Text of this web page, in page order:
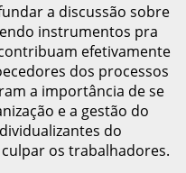
a discussão sobre
instrumentos pra
efetivamente
dos processos
a importância de se
e a gestão do
do
os trabalhadores.